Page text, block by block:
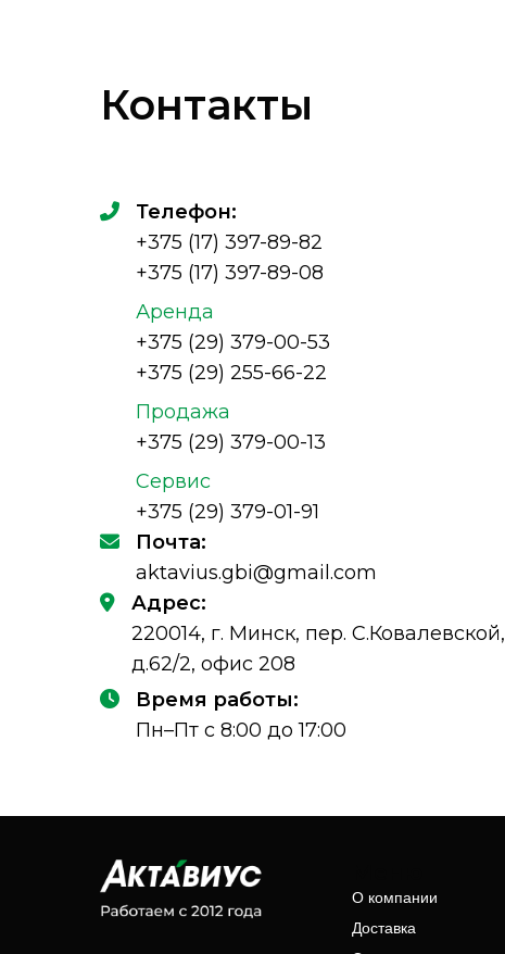
Контакты
Телефон:
+375 (17) 397-89-82
+375 (17) 397-89-08
Аренда
+375 (29) 379-00-53
+375 (29) 255-66-22
Продажа
+375 (29) 379-00-13
Сервис
+375 (29) 379-01-91
Почта:
aktavius.gbi@gmail.com
Адрес:
220014, г. Минск, пер. С.Ковалевской,
д.62/2, офис 208
Время работы:
Пн–Пт с 8:00 до 17:00
О компании
Доставка